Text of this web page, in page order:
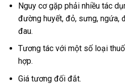
Nguy cơ gặp phải nhiều tác
đường huyết, đỏ, sưng, ngứa,
đau.
Tương tác với một số loại
hợp.
Giá tương đối đắt.